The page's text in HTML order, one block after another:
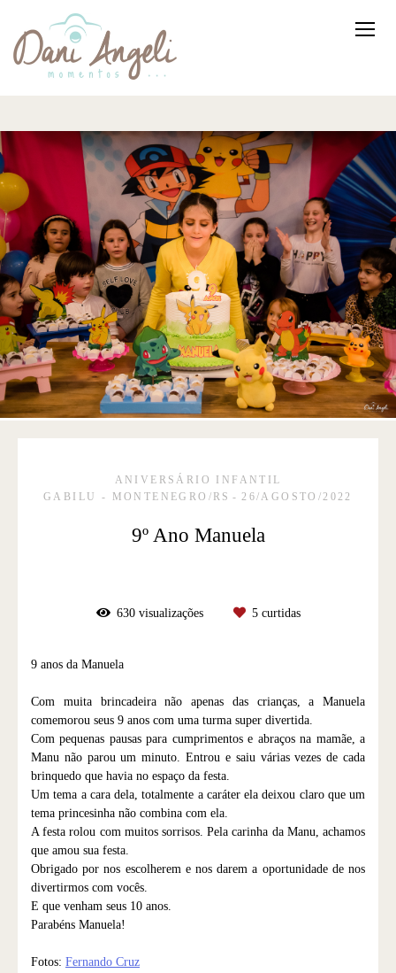
ANIVERSÁRIO INFANTIL
GABILU - MONTENEGRO/RS
26/AGOSTO/2022
9º Ano Manuela
630visualizações 5curtidas
9 anos da Manuela
Com muita brincadeira não apenas das crianças, a Manuela
comemorou seus 9 anos com uma turma super divertida.
Com pequenas pausas para cumprimentos e abraços na mamãe, a
Manu não parou um minuto. Entrou e saiu várias vezes de cada
brinquedo que havia no espaço da festa.
Um tema a cara dela, totalmente a caráter ela deixou claro que um
tema princesinha não combina com ela.
A festa rolou com muitos sorrisos. Pela carinha da Manu, achamos
que amou sua festa.
Obrigado por nos escolherem e nos darem a oportunidade de nos
divertirmos com vocês.
E que venham seus 10 anos.
Parabéns Manuela!
Fotos: Fernando Cruz